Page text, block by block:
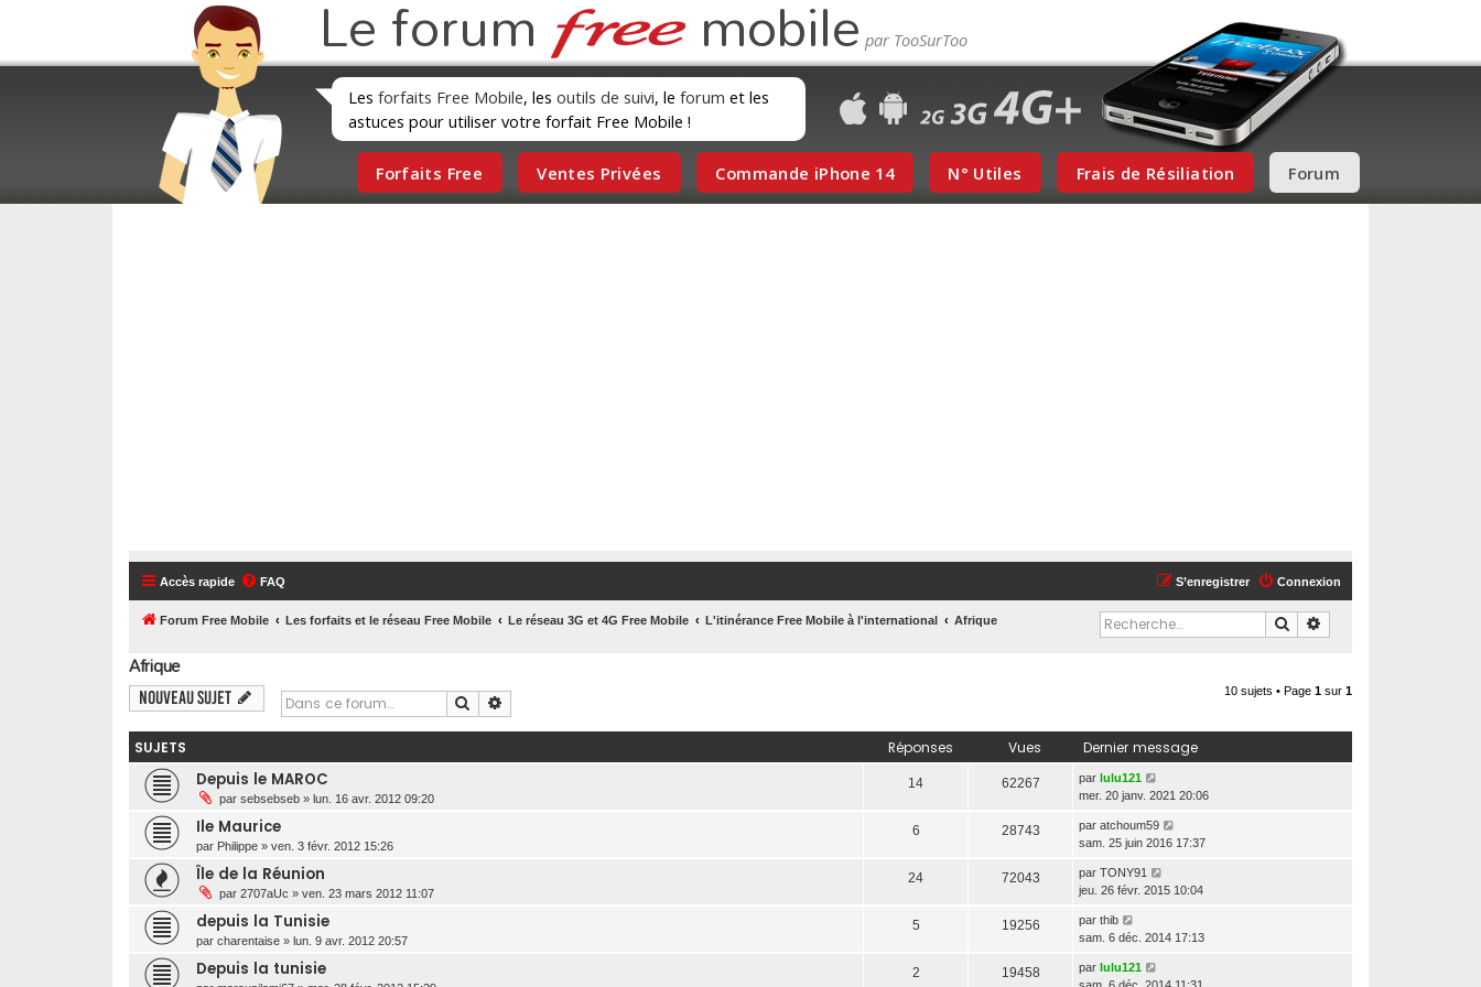
Le forum mobile
Les forfaits Free Mobile, les outils de suivi, le forum et les
astuces pour utiliser votre forfait Free Mobile !
Forfaits Free Ventes Privées Commande iPhone 14 N° Utiles Frais de Résiliation Forum
Accès rapide FAQ Connexion
S’enregistrer
Forum Free Mobile Les forfaits et le réseau Free Mobile Le réseau 3G et 4G Free Mobile L'itinérance Free Mobile à l'international Afrique Rechercher
Afrique
Nouveau sujet Rechercher
10 sujets • Page 1 sur 1
SUJETS Réponses Vues Dernier message
Depuis le MAROC
par sebsebseb » lun. 16 avr. 2012 09:20
14 62267 par lulu121
mer. 20 janv. 2021 20:06
Ile Maurice
par Philippe » ven. 3 févr. 2012 15:26
6 28743 par atchoum59
sam. 25 juin 2016 17:37
Île de la Réunion
par 2707aUc » ven. 23 mars 2012 11:07
24 72043 par TONY91
jeu. 26 févr. 2015 10:04
depuis la Tunisie
par charentaise » lun. 9 avr. 2012 20:57
5 19256 par thib
sam. 6 déc. 2014 17:13
Depuis la tunisie 2 19458 par lulu121
sam. 6 déc. 2014 11:31